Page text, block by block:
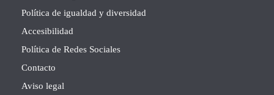
Política de igualdad y diversidad
Accesibilidad
Política de Redes Sociales
Contacto
Aviso legal